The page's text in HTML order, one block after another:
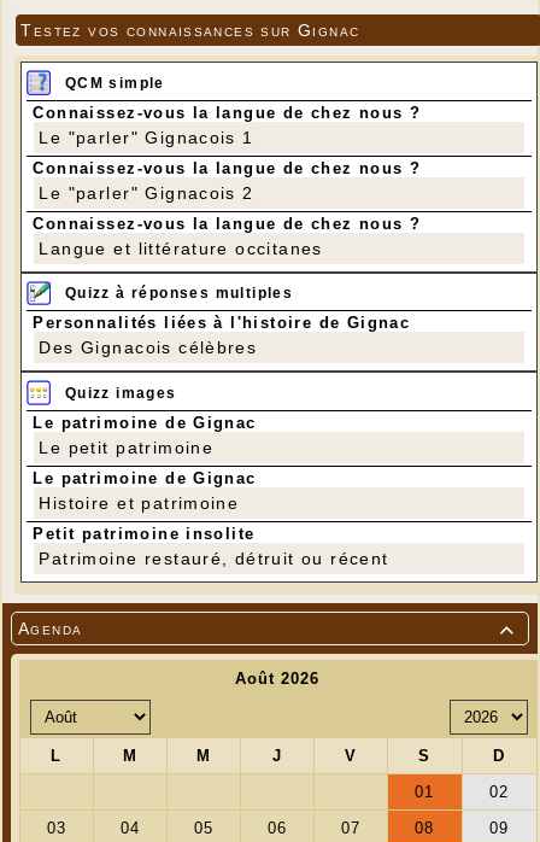

Agenda
Testez vos connaissances sur Gignac
QCM simple
Connaissez-vous la langue de chez nous ?
Le "parler" Gignacois 1
Connaissez-vous la langue de chez nous ?
Le "parler" Gignacois 2
Connaissez-vous la langue de chez nous ?
Langue et littérature occitanes
Quizz à réponses multiples
Personnalités liées à l'histoire de Gignac
Des Gignacois célèbres
Quizz images
Le patrimoine de Gignac
Le petit patrimoine
Le patrimoine de Gignac
Histoire et patrimoine
Petit patrimoine insolite
Patrimoine restauré, détruit ou récent